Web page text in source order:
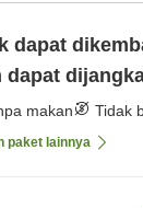
dapat
dapat
saja]
makan Tidak
paket lainnya